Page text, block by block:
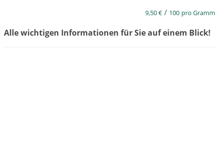
9,50€ / 100 pro Gramm
Alle wichtigen Informationen für Sie auf einem Blick!